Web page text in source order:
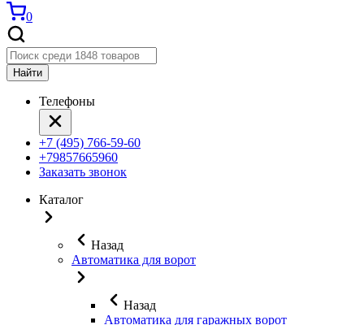
0
Найти
Телефоны
+7 (495) 766-59-60
+79857665960
Заказать звонок
Каталог
Назад
Автоматика для ворот
Назад
Автоматика для гаражных ворот